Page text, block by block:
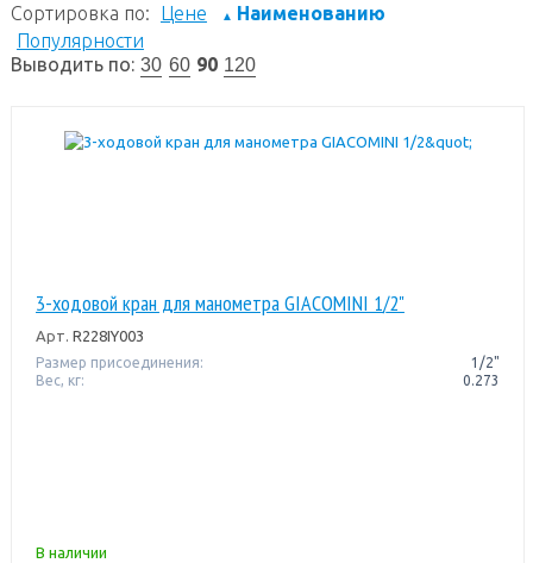
Сортировка по: Цене ▲ Наименованию
Популярности
Выводить по: 30 60 90 120
3-ходовой кран для манометра GIACOMINI 1/2"
Арт. R228IY003
Размер присоединения:
1/2"
Вес, кг:
0.273
В наличии